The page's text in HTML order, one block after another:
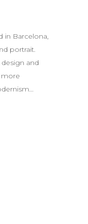
in Barcelona,
portrait.
and